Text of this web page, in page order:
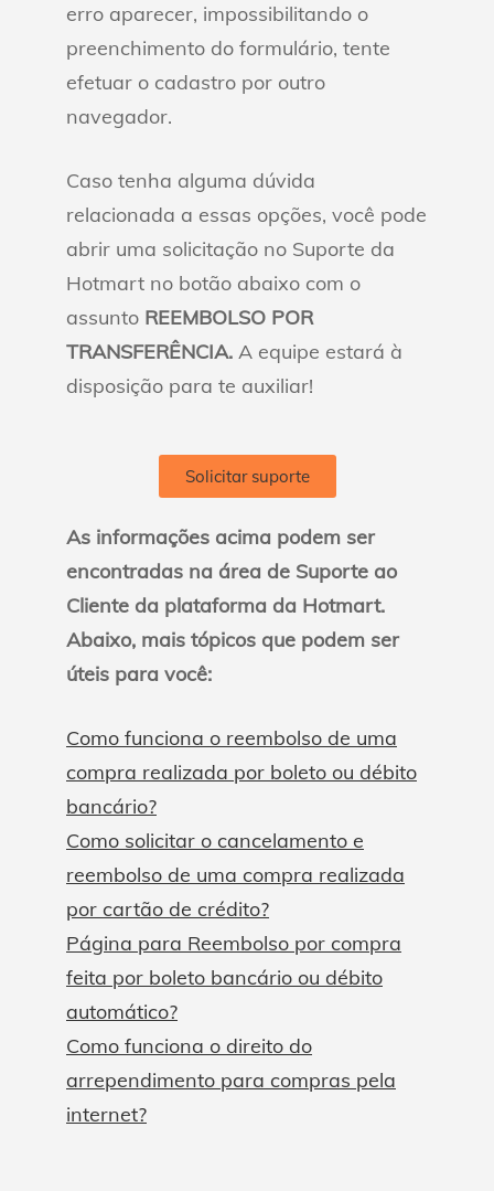
erro aparecer, impossibilitando o
preenchimento do formulário, tente
efetuar o cadastro por outro
navegador.
Caso tenha alguma dúvida
relacionada a essas opções, você pode
abrir uma solicitação no Suporte da
Hotmart no botão abaixo com o
assunto REEMBOLSO POR
TRANSFERÊNCIA. A equipe estará à
disposição para te auxiliar!
Solicitar suporte
As informações acima podem ser
encontradas na área de Suporte ao
Cliente da plataforma da Hotmart.
Abaixo, mais tópicos que podem ser
úteis para você:
Como funciona o reembolso de uma
compra realizada por boleto ou débito
bancário?
Como solicitar o cancelamento e
reembolso de uma compra realizada
por cartão de crédito?
Página para Reembolso por compra
feita por boleto bancário ou débito
automático?
Como funciona o direito do
arrependimento para compras pela
internet?